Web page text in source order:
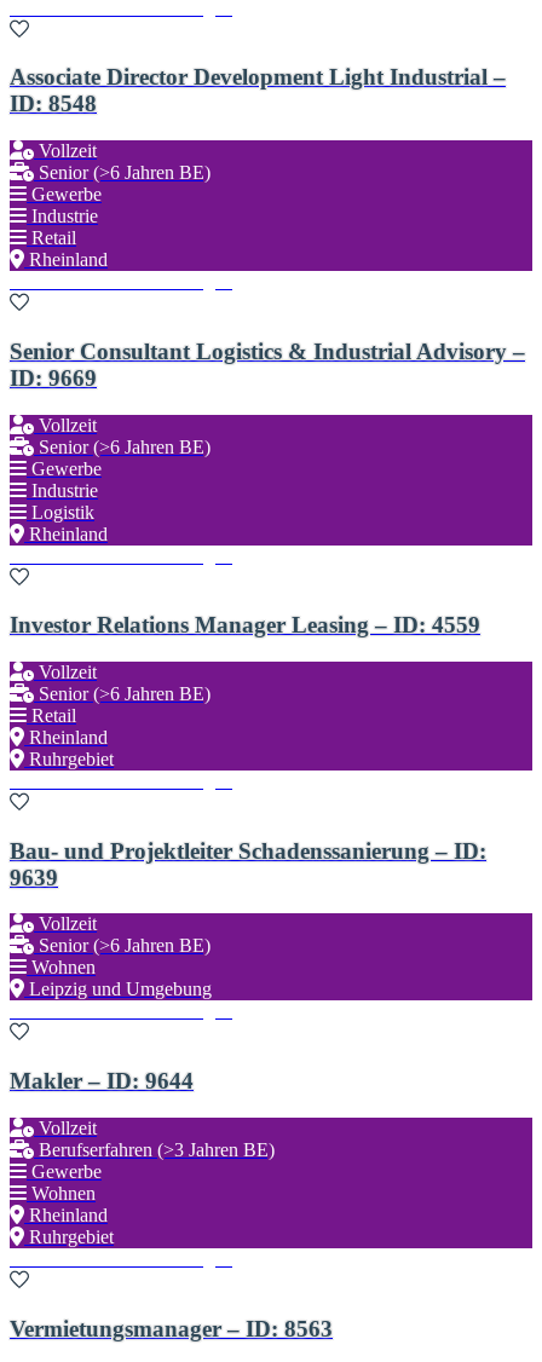
Associate Director Development Light Industrial –
ID: 8548
Vollzeit
Senior (>6 Jahren BE)
Gewerbe
Industrie
Retail
Rheinland
Senior Consultant Logistics & Industrial Advisory –
ID: 9669
Vollzeit
Senior (>6 Jahren BE)
Gewerbe
Industrie
Logistik
Rheinland
Investor Relations Manager Leasing – ID: 4559
Vollzeit
Senior (>6 Jahren BE)
Retail
Rheinland
Ruhrgebiet
Bau- und Projektleiter Schadenssanierung – ID:
9639
Vollzeit
Senior (>6 Jahren BE)
Wohnen
Leipzig und Umgebung
Makler – ID: 9644
Vollzeit
Berufserfahren (>3 Jahren BE)
Gewerbe
Wohnen
Rheinland
Ruhrgebiet
Vermietungsmanager – ID: 8563